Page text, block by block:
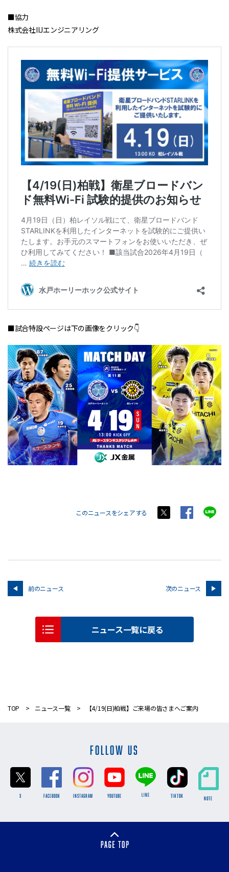
■協力
株式会社IIJエンジニアリング
■試合特設ページは下の画像をクリック👇
このニュースをシェアする
前のニュース 次のニュース
ニュース一覧に戻る
TOP ニュース一覧 【4/19(日)柏戦】ご来場の皆さまへご案内
FOLLOW US
X FACEBOOK INSTAGRAM YOUTUBE LINE TikTok NOTE